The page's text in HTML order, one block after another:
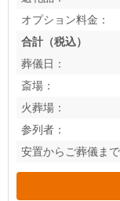
オプション料金：
合計（税込）
葬儀日：
斎場：
火葬場：
参列者：
安置からご葬儀まで